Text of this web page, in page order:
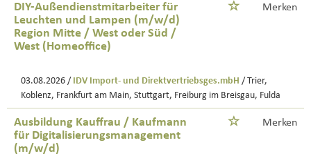
DIY-Außendienstmitarbeiter für
Leuchten und Lampen (m/w/d)
Region Mitte / West oder Süd /
West (Homeoffice)
Merken
03.08.2026 / IDV Import- und Direktvertriebsges.mbH / Trier,
Koblenz, Frankfurt am Main, Stuttgart, Freiburg im Breisgau, Fulda
Ausbildung Kauffrau / Kaufmann
für Digitalisierungsmanagement
(m/w/d)
Merken